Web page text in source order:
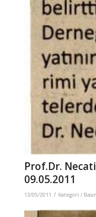
Prof.Dr.
09.05.2011
13/05/2011 / Kategori /